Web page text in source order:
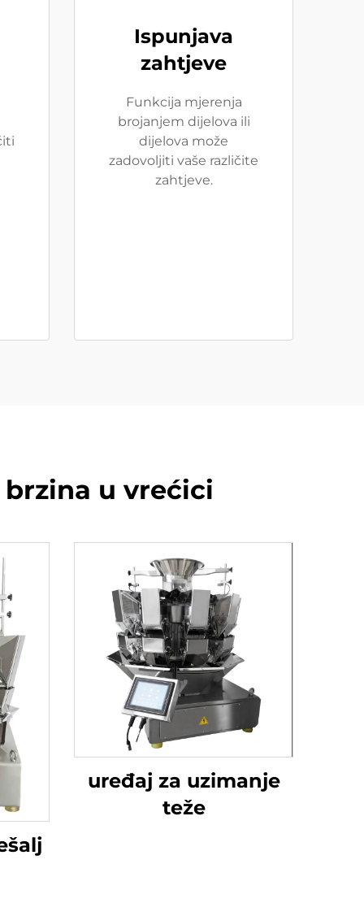
Ispunjava
zahtjeve
Funkcija mjerenja
brojanjem dijelova ili
dijelova može
zadovoljiti vaše različite
zahtjeve.
u vrećici
uređaj za uzimanje
teže